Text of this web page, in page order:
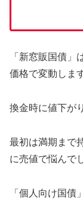
「新窓販国債
価格で変動しま
換金時に値下が
最初は満期まで
に売値で悩んで
「個人向け国債